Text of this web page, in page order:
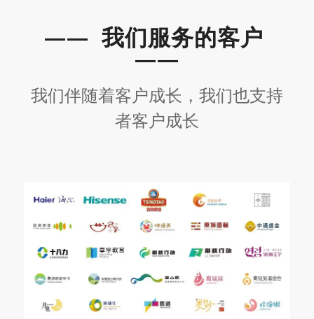
—— 我们服务的客户
——
我们伴随着客户成长，我们也支持
者客户成长